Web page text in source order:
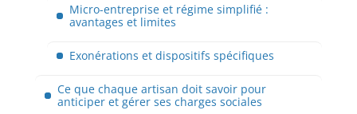
Micro-entreprise et régime simplifié :
avantages et limites
Exonérations et dispositifs spécifiques
Ce que chaque artisan doit savoir pour
anticiper et gérer ses charges sociales